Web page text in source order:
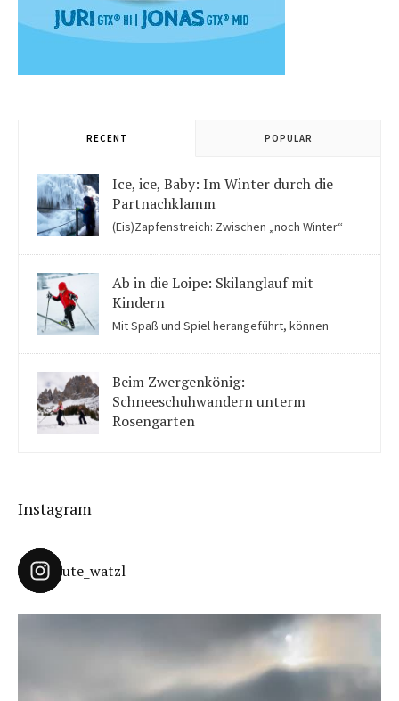
RECENT POPULAR
Ice, ice, Baby: Im Winter durch die
Partnachklamm
(Eis)Zapfenstreich: Zwischen „noch Winter“
Ab in die Loipe: Skilanglauf mit
Kindern
Mit Spaß und Spiel herangeführt, können
Beim Zwergenkönig:
Schneeschuhwandern unterm
Rosengarten
Instagram
ute_watzl